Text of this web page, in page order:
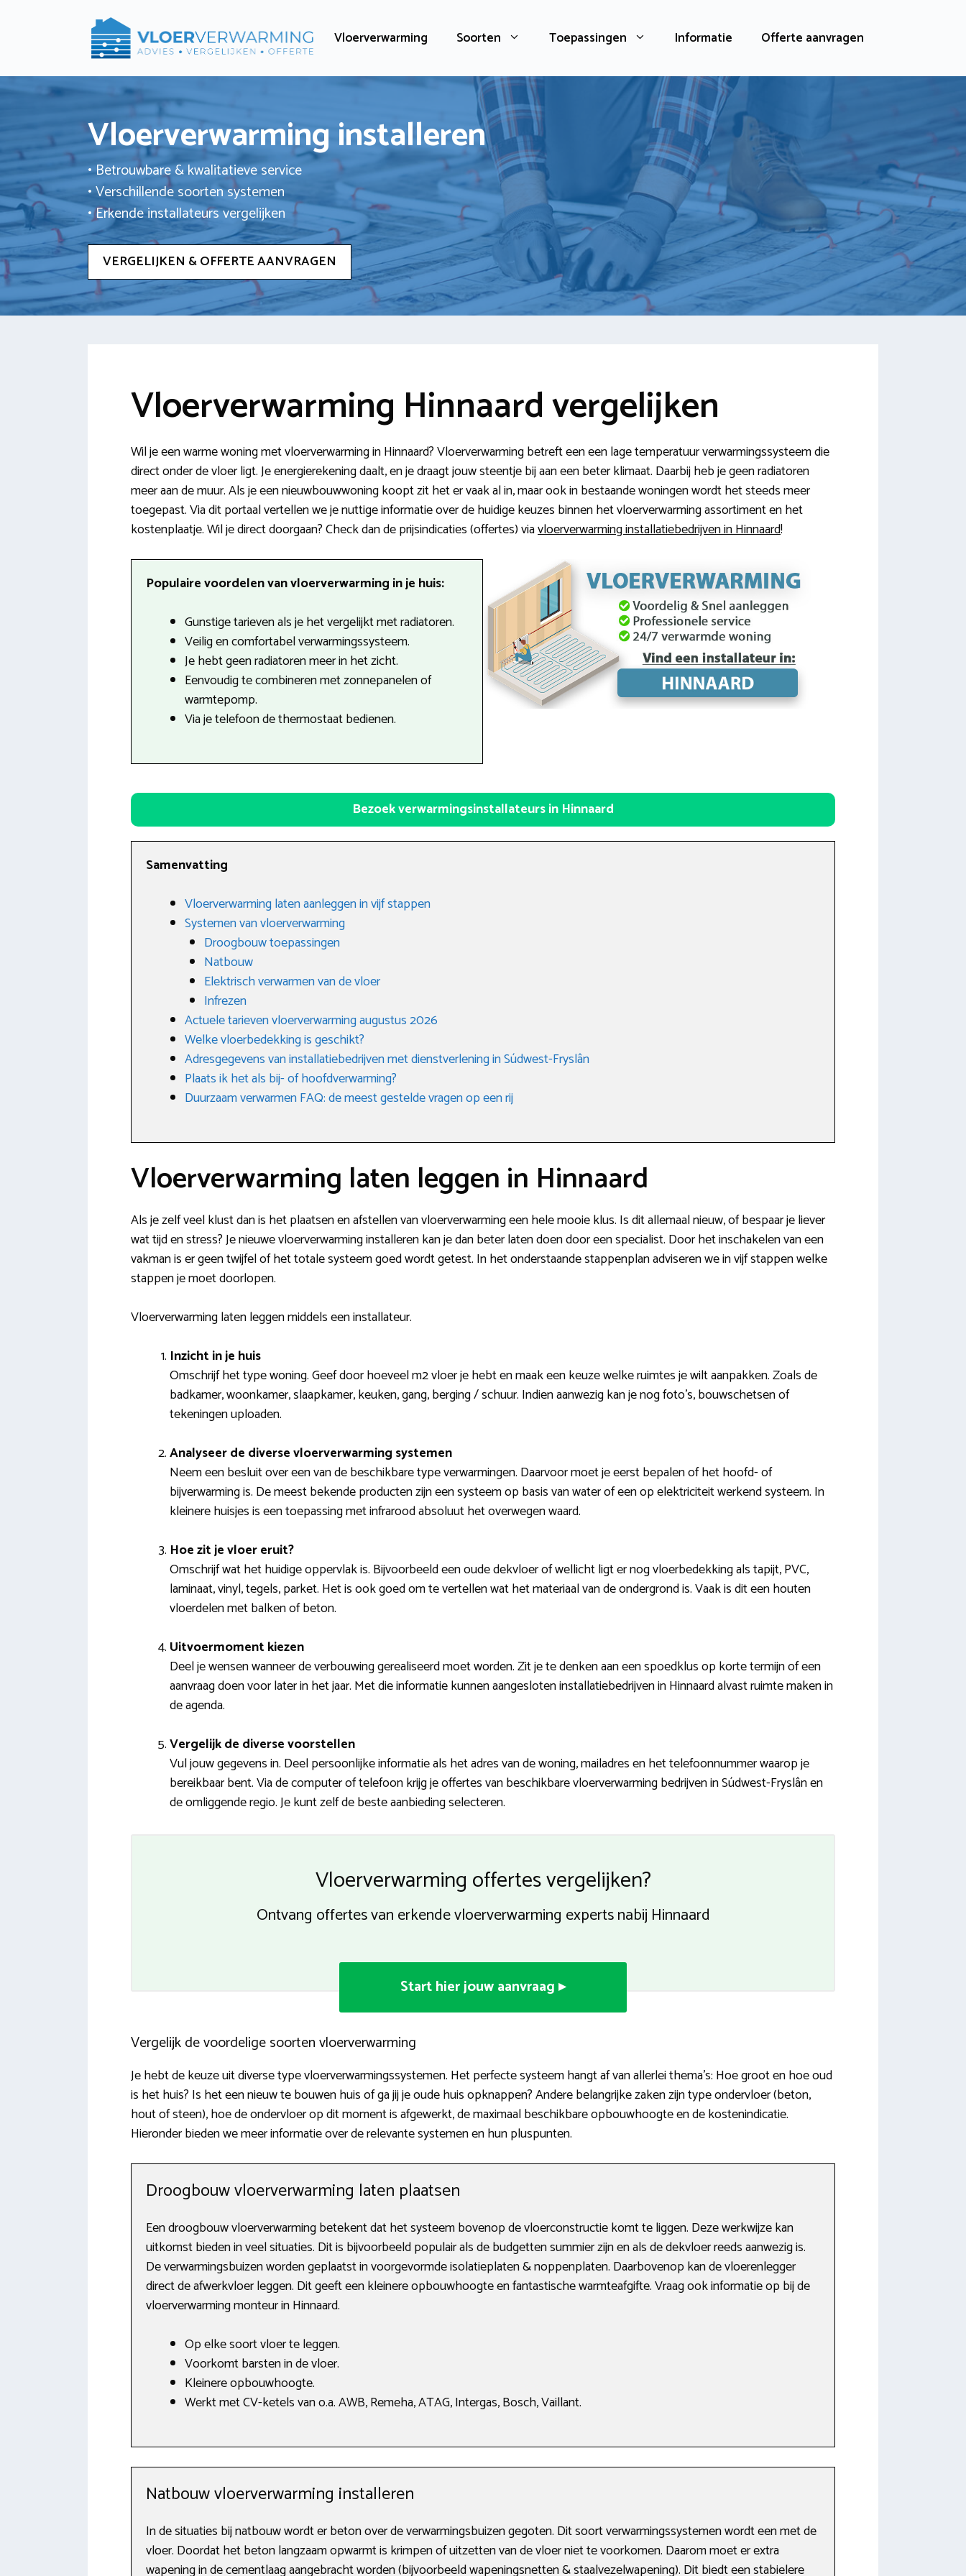
Vloerverwarming Soorten Toepassingen Informatie Offerte aanvragen
Vloerverwarming installeren
• Betrouwbare & kwalitatieve service
• Verschillende soorten systemen
• Erkende installateurs vergelijken
VERGELIJKEN & OFFERTE AANVRAGEN
Vloerverwarming Hinnaard vergelijken
Wil je een warme woning met vloerverwarming in Hinnaard? Vloerverwarming betreft een een lage temperatuur verwarmingssysteem die
direct onder de vloer ligt. Je energierekening daalt, en je draagt jouw steentje bij aan een beter klimaat. Daarbij heb je geen radiatoren
meer aan de muur. Als je een nieuwbouwwoning koopt zit het er vaak al in, maar ook in bestaande woningen wordt het steeds meer
toegepast. Via dit portaal vertellen we je nuttige informatie over de huidige keuzes binnen het vloerverwarming assortiment en het
kostenplaatje. Wil je direct doorgaan? Check dan de prijsindicaties (offertes) viavloerverwarming installatiebedrijven in Hinnaard!
Populaire voordelen van vloerverwarming in je huis:
Gunstige tarieven als je het vergelijkt met radiatoren.
Veilig en comfortabel verwarmingssysteem.
Je hebt geen radiatoren meer in het zicht.
Eenvoudig te combineren met zonnepanelen of
warmtepomp.
Via je telefoon de thermostaat bedienen.
Bezoek verwarmingsinstallateurs in Hinnaard
Samenvatting
Vloerverwarming laten aanleggen in vijf stappen
Systemen van vloerverwarming
Droogbouw toepassingen
Natbouw
Elektrisch verwarmen van de vloer
Infrezen
Actuele tarieven vloerverwarming augustus 2026
Welke vloerbedekking is geschikt?
Adresgegevens van installatiebedrijven met dienstverlening in Súdwest-Fryslân
Plaats ik het als bij- of hoofdverwarming?
Duurzaam verwarmen FAQ: de meest gestelde vragen op een rij
Vloerverwarming laten leggen in Hinnaard
Als je zelf veel klust dan is het plaatsen en afstellen van vloerverwarming een hele mooie klus. Is dit allemaal nieuw, of bespaar je liever
wat tijd en stress? Je nieuwe vloerverwarming installeren kan je dan beter laten doen door een specialist. Door het inschakelen van een
vakman is er geen twijfel of het totale systeem goed wordt getest. In het onderstaande stappenplan adviseren we in vijf stappen welke
stappen je moet doorlopen.
Vloerverwarming laten leggen middels een installateur.
Inzicht in je huis
Omschrijf het type woning. Geef door hoeveel m2 vloer je hebt en maak een keuze welke ruimtes je wilt aanpakken. Zoals de
badkamer, woonkamer, slaapkamer, keuken, gang, berging / schuur. Indien aanwezig kan je nog foto’s, bouwschetsen of
tekeningen uploaden.
Analyseer de diverse vloerverwarming systemen
Neem een besluit over een van de beschikbare type verwarmingen. Daarvoor moet je eerst bepalen of het hoofd- of
bijverwarming is. De meest bekende producten zijn een systeem op basis van water of een op elektriciteit werkend systeem. In
kleinere huisjes is een toepassing met infrarood absoluut het overwegen waard.
Hoe zit je vloer eruit?
Omschrijf wat het huidige oppervlak is. Bijvoorbeeld een oude dekvloer of wellicht ligt er nog vloerbedekking als tapijt, PVC,
laminaat, vinyl, tegels, parket. Het is ook goed om te vertellen wat het materiaal van de ondergrond is. Vaak is dit een houten
vloerdelen met balken of beton.
Uitvoermoment kiezen
Deel je wensen wanneer de verbouwing gerealiseerd moet worden. Zit je te denken aan een spoedklus op korte termijn of een
aanvraag doen voor later in het jaar. Met die informatie kunnen aangesloten installatiebedrijven in Hinnaard alvast ruimte maken in
de agenda.
Vergelijk de diverse voorstellen
Vul jouw gegevens in. Deel persoonlijke informatie als het adres van de woning, mailadres en het telefoonnummer waarop je
bereikbaar bent. Via de computer of telefoon krijg je offertes van beschikbare vloerverwarming bedrijven in Súdwest-Fryslân en
de omliggende regio. Je kunt zelf de beste aanbieding selecteren.
Vloerverwarming offertes vergelijken?
Ontvang offertes van erkende vloerverwarming experts nabij Hinnaard
Start hier jouw aanvraag ▸
Vergelijk de voordelige soorten vloerverwarming
Je hebt de keuze uit diverse type vloerverwarmingssystemen. Het perfecte systeem hangt af van allerlei thema’s: Hoe groot en hoe oud
is het huis? Is het een nieuw te bouwen huis of ga jij je oude huis opknappen? Andere belangrijke zaken zijn type ondervloer (beton,
hout of steen), hoe de ondervloer op dit moment is afgewerkt, de maximaal beschikbare opbouwhoogte en de kostenindicatie.
Hieronder bieden we meer informatie over de relevante systemen en hun pluspunten.
Droogbouw vloerverwarming laten plaatsen
Een droogbouw vloerverwarming betekent dat het systeem bovenop de vloerconstructie komt te liggen. Deze werkwijze kan
uitkomst bieden in veel situaties. Dit is bijvoorbeeld populair als de budgetten summier zijn en als de dekvloer reeds aanwezig is.
De verwarmingsbuizen worden geplaatst in voorgevormde isolatieplaten & noppenplaten. Daarbovenop kan de vloerenlegger
direct de afwerkvloer leggen. Dit geeft een kleinere opbouwhoogte en fantastische warmteafgifte. Vraag ook informatie op bij de
vloerverwarming monteur in Hinnaard.
Op elke soort vloer te leggen.
Voorkomt barsten in de vloer.
Kleinere opbouwhoogte.
Werkt met CV-ketels van o.a. AWB, Remeha, ATAG, Intergas, Bosch, Vaillant.
Natbouw vloerverwarming installeren
In de situaties bij natbouw wordt er beton over de verwarmingsbuizen gegoten. Dit soort verwarmingssystemen wordt een met de
vloer. Doordat het beton langzaam opwarmt is krimpen of uitzetten van de vloer niet te voorkomen. Daarom moet er extra
wapening in de cementlaag aangebracht worden (bijvoorbeeld wapeningsnetten & staalvezelwapening). Dit biedt een stabielere